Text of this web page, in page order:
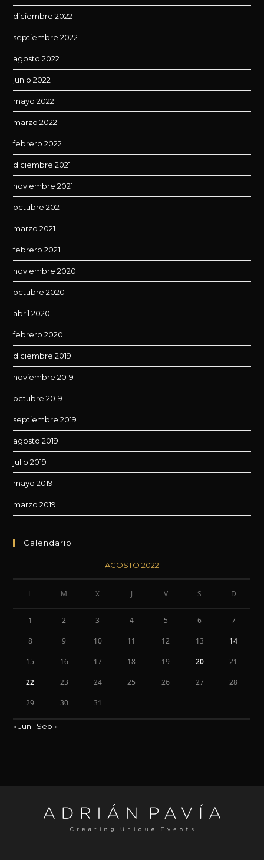
diciembre 2022
septiembre 2022
agosto 2022
junio 2022
mayo 2022
marzo 2022
febrero 2022
diciembre 2021
noviembre 2021
octubre 2021
marzo 2021
febrero 2021
noviembre 2020
octubre 2020
abril 2020
febrero 2020
diciembre 2019
noviembre 2019
octubre 2019
septiembre 2019
agosto 2019
julio 2019
mayo 2019
marzo 2019
Calendario
AGOSTO 2022
L M X J V S D
1 2 3 4 5 6 7
8 9 10 11 12 13 14
15 16 17 18 19 20 21
22 23 24 25 26 27 28
29 30 31
« Jun Sep »